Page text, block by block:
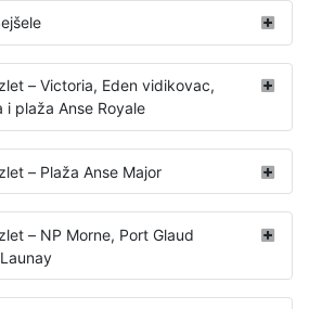
– Victoria, Eden vidikovac,
i plaža Anse Royale
– Plaža Anse Major
– NP Morne, Port Glaud